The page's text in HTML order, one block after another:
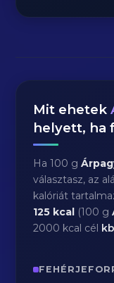
Mit ehetek
helyett, ha
Ha 100 g
választasz, az
kalóriát
125 kcal (100 g
2000 kcal cél